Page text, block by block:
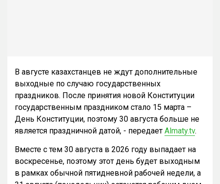
В августе казахстанцев не ждут дополнительные
выходные по случаю государственных
праздников. После принятия новой Конституции
государственным праздником стало 15 марта –
День Конституции, поэтому 30 августа больше не
является праздничной датой, - передает Almaty.tv.
Вместе с тем 30 августа в 2026 году выпадает на
воскресенье, поэтому этот день будет выходным
в рамках обычной пятидневной рабочей недели, а